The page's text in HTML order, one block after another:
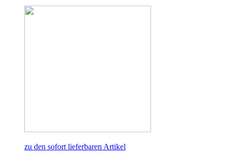
zu den sofort lieferbaren Artikel